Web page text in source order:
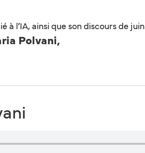
l’IA, ainsi que son discours de juin
Polvani,